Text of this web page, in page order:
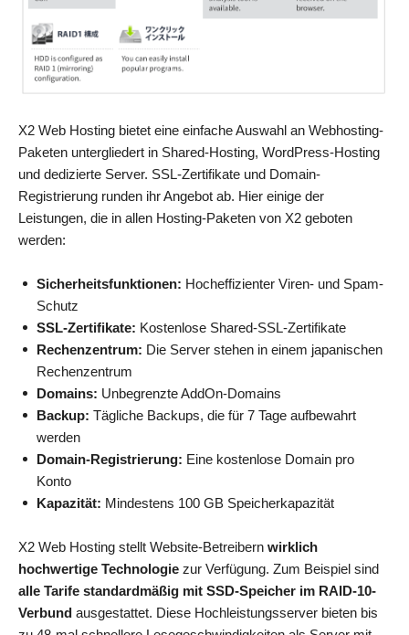
X2 Web Hosting bietet eine einfache Auswahl an Webhosting-
Paketen untergliedert in Shared-Hosting, WordPress-Hosting
und dedizierte Server. SSL-Zertifikate und Domain-
Registrierung runden ihr Angebot ab. Hier einige der
Leistungen, die in allen Hosting-Paketen von X2 geboten
werden:
Sicherheitsfunktionen: Hocheffizienter Viren- und Spam-
Schutz
SSL-Zertifikate: Kostenlose Shared-SSL-Zertifikate
Rechenzentrum: Die Server stehen in einem japanischen
Rechenzentrum
Domains: Unbegrenzte AddOn-Domains
Backup: Tägliche Backups, die für 7 Tage aufbewahrt
werden
Domain-Registrierung: Eine kostenlose Domain pro
Konto
Kapazität: Mindestens 100 GB Speicherkapazität
X2 Web Hosting stellt Website-Betreibern wirklich
hochwertige Technologie zur Verfügung. Zum Beispiel sind
alle Tarife standardmäßig mit SSD-Speicher im RAID-10-
Verbund ausgestattet. Diese Hochleistungsserver bieten bis